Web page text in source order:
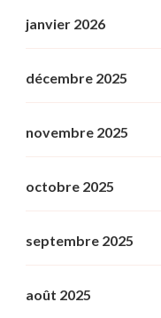
janvier 2026
décembre 2025
novembre 2025
octobre 2025
septembre 2025
août 2025